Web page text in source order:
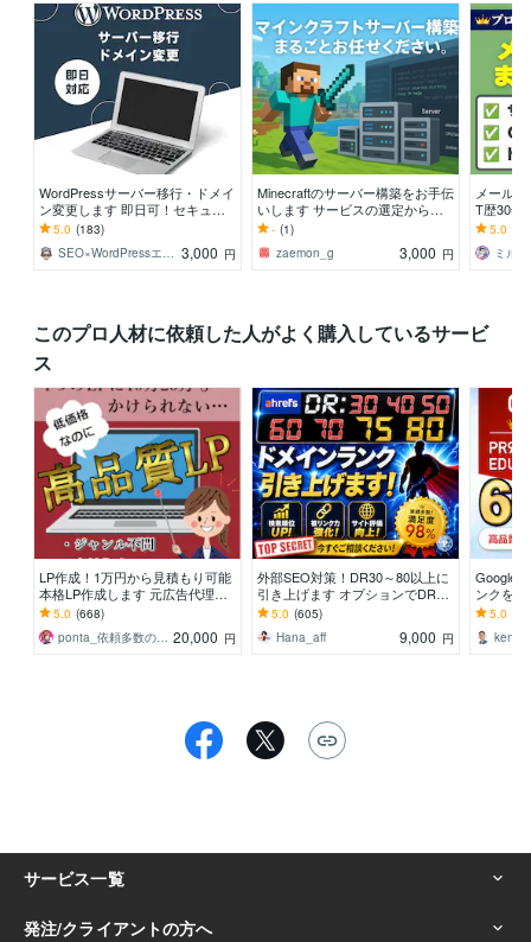
WordPressサーバー移行・ドメイ
ン変更します 即日可！セキュリ
ティ設定やSEO設定の見直しもお
任せください
5.0 (183)
SEO×WordPressエンジニア瀬尾 3,000 円
Minecraftのサーバー構築をお手伝
いします サービスの選定から運
用方法の説明まで
- (1)
zaemon_g
3,000 円
メール
T歴30年
がDNS
5.0
このプロ人材に依頼した人がよく購入しているサービ
ス
LP作成！1万円から見積もり可能
本格LP作成します 元広告代理店
勤務、現アフィリエイターがLP
作成★サンプルあり
5.0 (668)
ponta_依頼多数のため返信遅れます 20,000 円
外部SEO対策！DR30～80以上に
引き上げます オプションでDR40,
DR50,DR60,DR70以上も可能
5.0 (605)
Hana_aff
9,000 円
Google
ンクを
0件超｜
5.0